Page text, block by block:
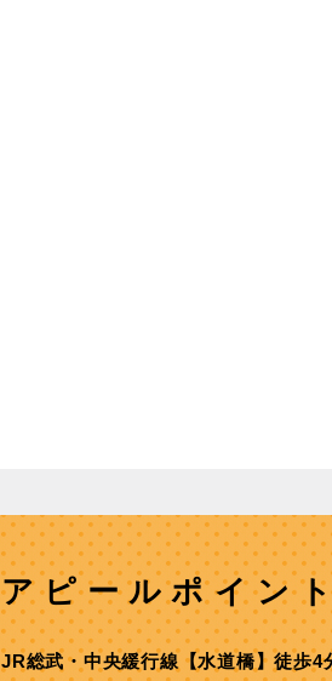
アピールポイン
JR総武・中央緩⾏線【⽔道橋】徒歩4